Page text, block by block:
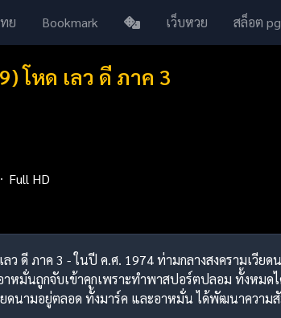
ย Bookmark เว็บหวย สล็อต pg
โหด เลว ดี ภาค 3
Full HD
ลว ดี ภาค 3 - ในปี ค.ศ. 1974 ท่ามกลางสงครามเ
มั่นถูกจับเข้าคุกเพราะทำพาสปอร์ตปลอม ทั้งหมดไ
ดนามอยู่ตลอด ทั้งมาร์ค และอาหมั่น ได้พัฒนาควา